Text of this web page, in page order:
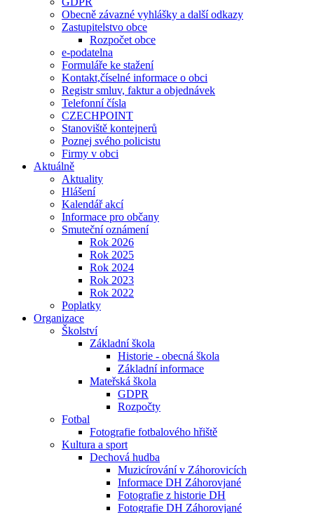
Obecně závazné vyhlášky a další odkazy
Zastupitelstvo obce
Rozpočet obce
e-podatelna
Formuláře ke stažení
Kontakt,číselné informace o obci
Registr smluv, faktur a objednávek
Telefonní čísla
CZECHPOINT
Stanoviště kontejnerů
Poznej svého policistu
Firmy v obci
Aktuálně
Aktuality
Hlášení
Kalendář akcí
Informace pro občany
Smuteční oznámení
Rok 2026
Rok 2025
Rok 2024
Rok 2023
Rok 2022
Poplatky
Organizace
Školství
Základní škola
Historie - obecná škola
Základní informace
Mateřská škola
GDPR
Rozpočty
Fotbal
Fotografie fotbalového hřiště
Kultura a sport
Dechová hudba
Muzicírování v Záhorovicích
Informace DH Záhorovjané
Fotografie z historie DH
Fotografie DH Záhorovjané